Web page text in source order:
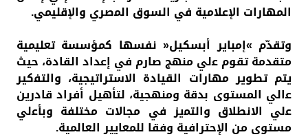
اﻟﻤﻬﺎرات اﻹﻋﻼﻣﻴﺔ ﻓﻲ اﻟﺴﻮق اﻟﻤصري واﻹﻗﻠﻴﻤﻲ.
وﺗﻘﺪّم »إﻣﺒﺎﻳﺮ أﺑﺴﻜﻴﻞ« ﻧﻔﺴﻬﺎ ﻛﻤﺆﺳﺴﺔ ﺗﻌﻠﻴﻤﻴﺔ
ﻣﺘﻘﺪﻣﺔ ﺗﻘﻮم ﻋلي ﻣﻨﻬﺞ ﺻﺎرم ﻓﻲ إﻋﺪاد اﻟﻘﺎدة، ﺣﻴﺚ
ﻳﺘﻢ ﺗﻄﻮﻳﺮ ﻣﻬﺎرات اﻟﻘﻴﺎدة اﻻستراﺗﻴﺠﻴﺔ، واﻟﺘﻔكير
ﻋالي اﻟﻤﺴﺘﻮى ﺑﺪﻗﺔ وﻣﻨﻬﺠﻴﺔ، ﻟﺘﺄﻫﻴﻞ أﻓﺮاد ﻗﺎدرﻳﻦ
ﻋلي اﻻﻧﻄﻼق واﻟﺘﻤيز ﻓﻲ ﻣﺠﺎﻻت ﻣﺨﺘﻠﻔﺔ وﺑﺄﻋلي
ﻣﺴﺘﻮى ﻣﻦ اﻹحتراﻓﻴﺔ وﻓﻘﺎ ﻟﻠﻤﻌﺎيير اﻟﻌﺎﻟﻤﻴﺔ.